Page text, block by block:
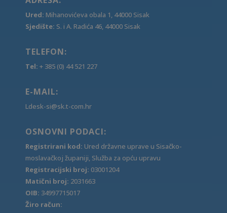
Ured: Mihanovićeva obala 1, 44000 Sisak
Sjedište: S. i A. Radića 46, 44000 Sisak
TELEFON:
Tel: + 385 (0) 44 521 227
E-MAIL:
Ldesk-si@sk.t-com.hr
OSNOVNI PODACI:
Registrirani kod: Ured državne uprave u Sisačko-
moslavačkoj županiji, Služba za opću upravu
Registracijski broj: 03001204
Matični broj: 2031663
OIB: 34997715017
Žiro račun: